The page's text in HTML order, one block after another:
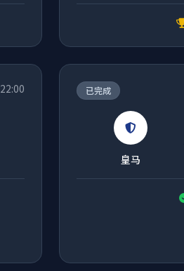
22:00 已完成
皇马